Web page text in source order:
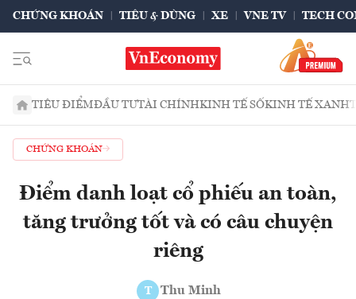
CHỨNG KHOÁN TIÊU & DÙNG XE VNE TV TECH
TIÊU ĐIỂMĐẦU TƯTÀI CHÍNHKINH TẾ SỐKINH TẾ XANH
CHỨNG KHOÁN
Điểm danh loạt cổ phiếu an toàn,
tăng trưởng tốt và có câu chuyện
riêng
T Thu Minh